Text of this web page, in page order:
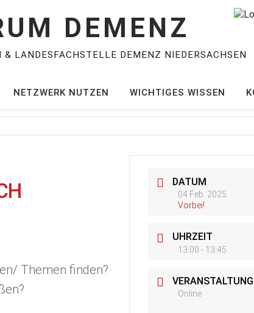
DEMENZ
LANDESFACHSTELLE DEMENZ NIEDERSACHSEN
NETZWERK NUTZEN WICHTIGES WISSEN
Themen finden?
DATUM
04 Feb. 2025
Vorbei!
UHRZEIT
13:00 - 13:45
Online